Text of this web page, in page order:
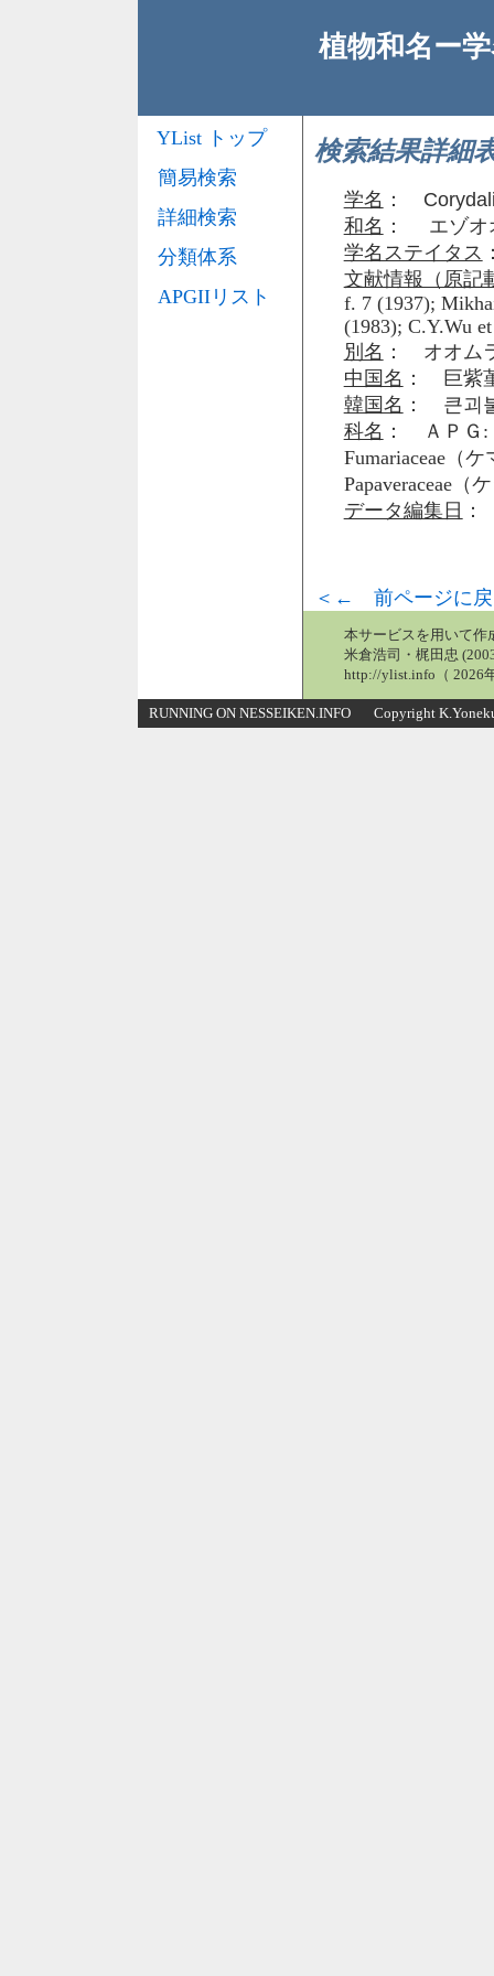
植物和名ー
検索結果詳細
学名 ：
和名 ： エゾオ
学名ステイタス
文献情報（原記
f. 7 (1937);
(1983); C.Y.Wu
別名 ： オオム
中国名 ： 巨紫
韓国名 ： 큰괴
科名 ： ＡＰＧ:
Fumariaceae（
Papaveraceae（
データ編集日
＜← 前ページに戻
YList トップ
簡易検索
詳細検索
分類体系
APGIIリスト
本サービスを用いて作
米倉浩司・梶田忠
http://ylist.info（ 2026
RUNNING ON NESSEIKEN.INFO Copyright